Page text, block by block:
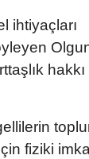
ihtiyaçları
fiziki